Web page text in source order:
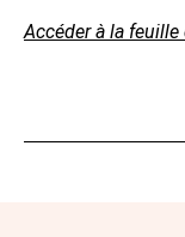
Accéder à la